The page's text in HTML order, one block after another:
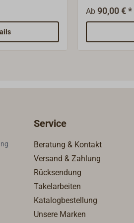
entwickelte
für den
Ab 90,00 € *
Service
Beratung & Kontakt
Versand & Zahlung
Rücksendung
Takelarbeiten
Katalogbestellung
Unsere Marken